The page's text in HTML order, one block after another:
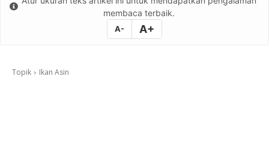
membaca terbaik.
A- A+
Topik Ikan Asin